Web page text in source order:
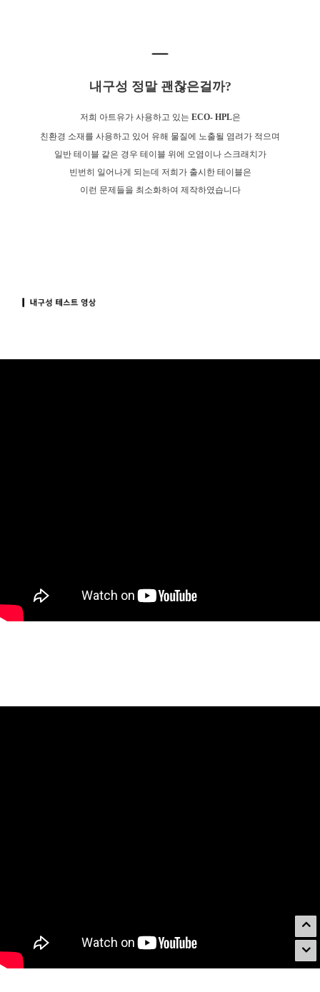
내구성 정말 괜찮은걸까?
저희 아트유가 사용하고 있는 ECO- HPL은
친환경 소재를 사용하고 있어 유해 물질에 노출될 염려가 적으며
일반 테이블 같은 경우 테이블 위에 오염이나 스크래치가
빈번히 일어나게 되는데 저희가 출시한 테이블은
이런 문제들을 최소화하여 제작하였습니다